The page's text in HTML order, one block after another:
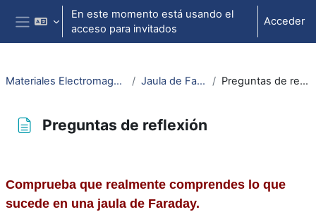
Salta al contenido principal
Panel lateral
En este momento está usando el
acceso para invitados
Acceder
Materiales Electromagnetismo Jaula de Faraday Preguntas de reflexión
Preguntas de reflexión
Comprueba que realmente comprendes lo que
sucede en una jaula de Faraday.